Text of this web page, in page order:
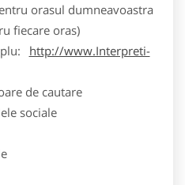
orasul dumneavoastra
fiecare oras)
http://www.Interpreti-
de cautare
sociale